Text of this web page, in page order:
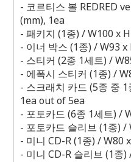
- 코르티스 볼 REDRED
(mm), 1ea
- 패키지 (1종) / W100 x
- 이너 박스 (1종) / W93 x
- 스티커 (2종 1세트) /
- 에폭시 스티커 (1종) /
- 스크래치 카드 (5종 중 1
1ea out of 5ea
- 포토카드 (6종 1세트) /
- 포토카드 슬리브 (1종) /
- 미니 CD-R (1종) / W80
- 미니 CD-R 슬리브 (1종)